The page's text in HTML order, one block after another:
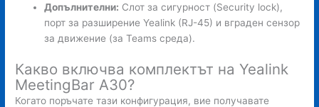
Допълнителни: Слот за сигурност (Security lock),
порт за разширение Yealink (RJ-45) и вграден сензор
за движение (за Teams среда).
Какво включва комплектът на Yealink
MeetingBar A30?
Когато поръчате тази конфигурация, вие получавате